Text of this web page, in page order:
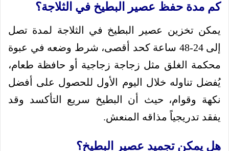
كم مدة حفظ عصير البطيخ في الثلاجة؟
يمكن تخزين عصير البطيخ في الثلاجة لمدة تصل
إلى 24-48 ساعة كحد أقصى، شرط وضعه في عبوة
محكمة الغلق مثل زجاجة زجاجية أو حافظة طعام،
يُفضل تناوله خلال اليوم الأول للحصول على أفضل
نكهة وقوام، حيث أن البطيخ سريع التأكسد وقد
يفقد تدريجياً مذاقه المنعش.
هل يمكن تجميد عصير البطيخ؟